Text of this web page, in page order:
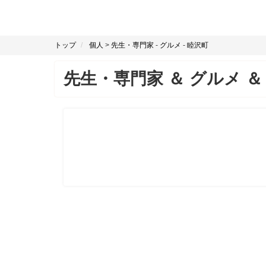
トップ 個人 > 先生・専門家 - グルメ - 睦沢町
先生・専門家 ＆ グルメ